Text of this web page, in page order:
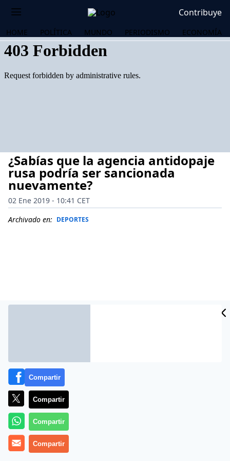
Contribuye
HOME POLÍTICA MUNDO PERIODISMO ECONOMÍA
¿Sabías que la agencia antidopaje
rusa podría ser sancionada
nuevamente?
02 Ene 2019 - 10:41 CET
Archivado en: DEPORTES
Fuente:YT/RT
Compartir
Compartir
Compartir
Compartir